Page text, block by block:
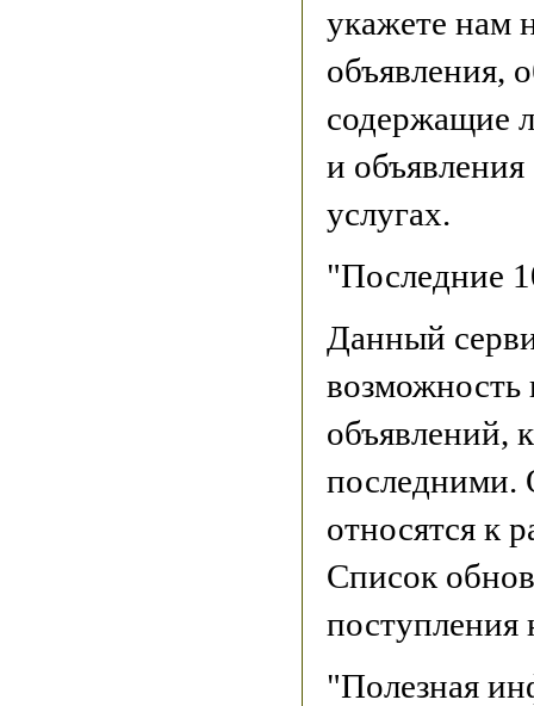
укажете нам
объявления,
содержащие
и
услугах.
"Последние
Данный
возможность
объявлений,
последними.
относятся к
Список
поступления
"Полезная